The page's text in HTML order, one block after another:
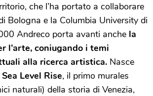
che l’ha portato a collaborare
Bologna e la Columbia University di
Andreco porta avanti anche la
l’arte, coniugando i temi
alla ricerca artistica. Nasce
Level Rise, il primo murales
naturali) della storia di Venezia,